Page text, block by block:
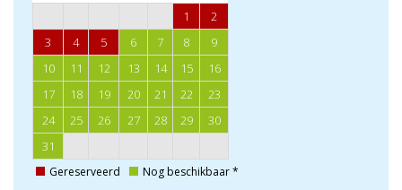
1
2
3
4 5 6 7 8
9
10
11 12 13 14 15
16
17
18 19 20 21 22
23
24
25 26 27 28 29
30
31
Gereserveerd Nog beschikbaar *